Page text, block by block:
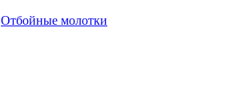
Отбойные молотки